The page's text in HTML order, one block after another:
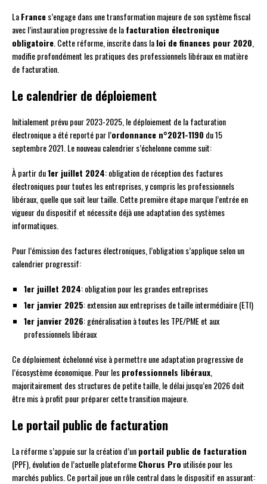
LaFrances’engage dans une transformation majeure de son système fiscal
avec l’instauration progressive de lafacturation électronique
obligatoire . Cette réforme, inscrite dans laloi de finances pour 2020
modifie profondément les pratiques des professionnels libéraux en matière
de facturation.
Le calendrier de déploiement
Initialement prévu pour 2023-2025, le déploiement de la facturation
électronique a été reporté par l’ordonnance n°2021-1190 du 15
septembre 2021. Le nouveau calendrier s’échelonne comme suit:
À partir du1er juillet 2024: obligation de réception des factures
électroniques pour toutes les entreprises, y compris les professionnels
libéraux, quelle que soit leur taille. Cette première étape marque l’entrée en
vigueur du dispositif et nécessite déjà une adaptation des systèmes
informatiques.
Pour l’émission des factures électroniques, l’obligation s’applique selon un
calendrier progressif:
1er juillet 2024: obligation pour les grandes entreprises
1er janvier 2025: extension aux entreprises de taille intermédiaire (ETI)
1er janvier 2026: généralisation à toutes les TPE/PME et aux
professionnels libéraux
Ce déploiement échelonné vise à permettre une adaptation progressive de
l’écosystème économique. Pour lesprofessionnels libéraux
majoritairement des structures de petite taille, le délai jusqu’en 2026 doit
être mis à profit pour préparer cette transition majeure.
Le portail public de facturation
La réforme s’appuie sur la création d’unportail public de facturation
(PPF), évolution de l’actuelle plateformeChorus Pro utilisée pour les
marchés publics. Ce portail joue un rôle central dans le dispositif en assurant: